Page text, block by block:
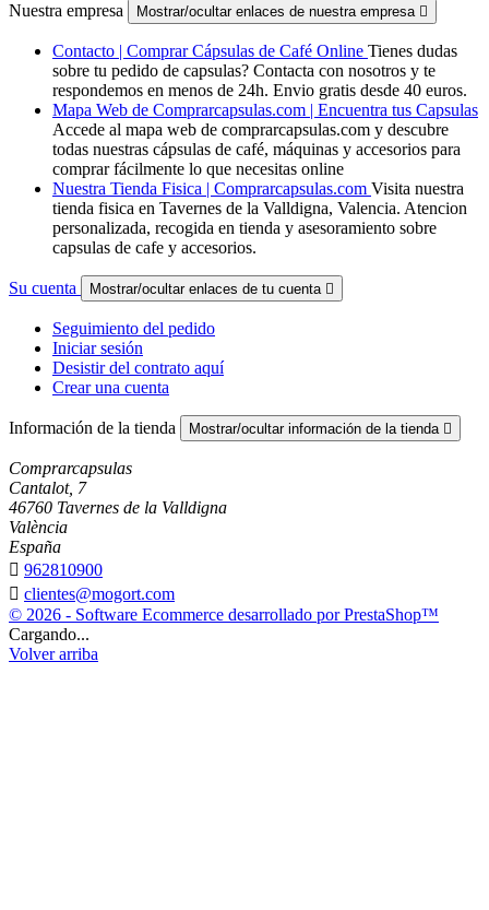
Nuestra empresa Mostrar/ocultar enlaces de nuestra empresa 
Contacto | Comprar Cápsulas de Café Online Tienes dudas
sobre tu pedido de capsulas? Contacta con nosotros y te
respondemos en menos de 24h. Envio gratis desde 40 euros.
Mapa Web de Comprarcapsulas.com | Encuentra tus Capsulas
Accede al mapa web de comprarcapsulas.com y descubre
todas nuestras cápsulas de café, máquinas y accesorios para
comprar fácilmente lo que necesitas online
Nuestra Tienda Fisica | Comprarcapsulas.com Visita nuestra
tienda fisica en Tavernes de la Valldigna, Valencia. Atencion
personalizada, recogida en tienda y asesoramiento sobre
capsulas de cafe y accesorios.
Su cuenta Mostrar/ocultar enlaces de tu cuenta 
Seguimiento del pedido
Iniciar sesión
Desistir del contrato aquí
Crear una cuenta
Información de la tienda Mostrar/ocultar información de la tienda 
Comprarcapsulas
Cantalot, 7
46760 Tavernes de la Valldigna
València
España
 962810900
 clientes@mogort.com
© 2026 - Software Ecommerce desarrollado por PrestaShop™
Cargando...
Volver arriba